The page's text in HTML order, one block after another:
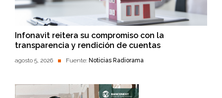
Infonavit reitera su compromiso con la
transparencia y rendición de cuentas
agosto 5, 2026 Fuente: Noticias Radiorama